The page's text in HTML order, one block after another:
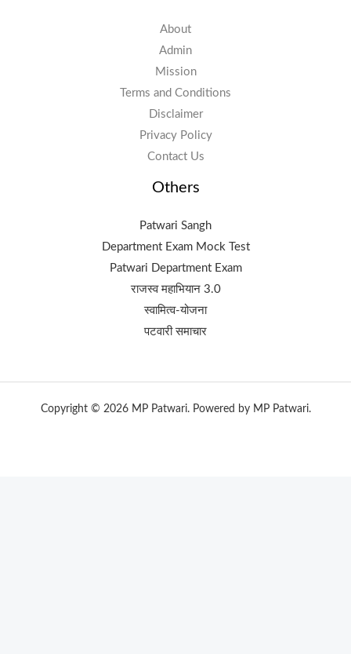
About
Admin
Mission
Terms and Conditions
Disclaimer
Privacy Policy
Contact Us
Others
Patwari Sangh
Department Exam Mock Test
Patwari Department Exam
राजस्व महाभियान 3.0
स्वामित्व-योजना
पटवारी समाचार
Copyright © 2026 MP Patwari. Powered by MP Patwari.